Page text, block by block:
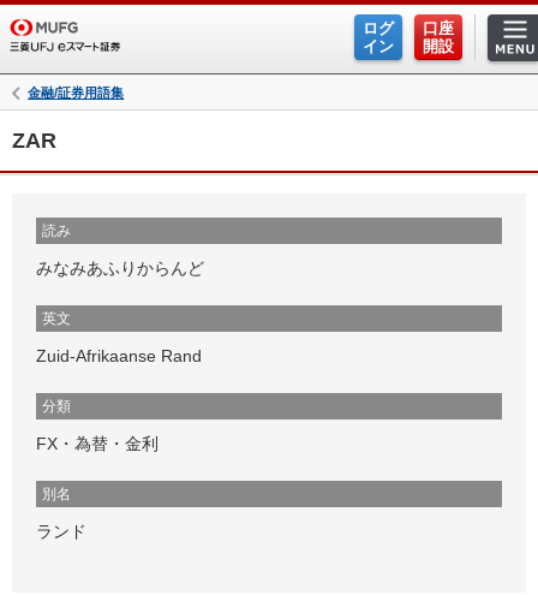
ログ
イン
口座
開設
金融/証券用語集
ZAR
読み
みなみあふりからんど
英文
Zuid-Afrikaanse Rand
分類
FX・為替・金利
別名
ランド